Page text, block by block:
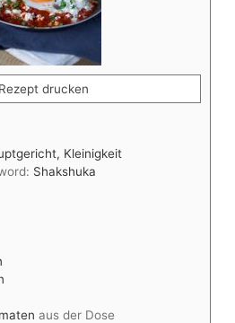
Rezept drucken
Kleinigkeit
Shakshuka
aus der Dose